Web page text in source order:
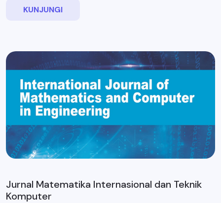
KUNJUNGI
Jurnal Matematika Internasional dan Teknik
Komputer